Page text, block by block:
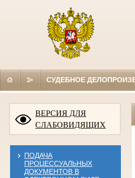
СУДЕБНОЕ
ВЕРСИЯ ДЛЯ
СЛАБОВИДЯЩИХ
ПОДАЧА
ПРОЦЕССУАЛЬНЫХ
ДОКУМЕНТОВ В